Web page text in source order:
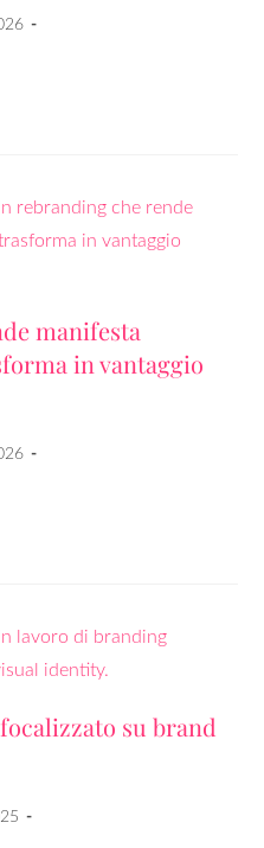
manifesta
in vantaggio
su brand